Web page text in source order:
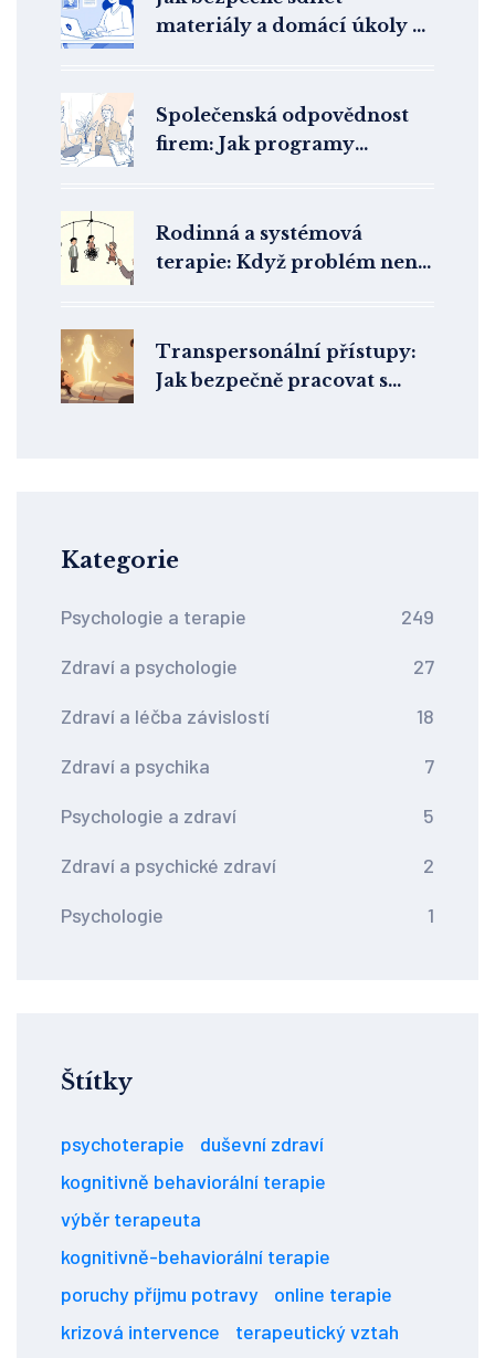
materiály a domácí úkoly v
Společenská odpovědnost
firem: Jak programy
zaměstnanců
Rodinná a systémová
terapie: Když problém není
Transpersonální přístupy:
Jak bezpečně pracovat s
Kategorie
Psychologie a terapie 249
Zdraví a psychologie 27
Zdraví a léčba závislostí 18
Zdraví a psychika 7
Psychologie a zdraví 5
Zdraví a psychické zdraví 2
Psychologie 1
Štítky
psychoterapie
duševní zdraví
kognitivně behaviorální terapie
výběr terapeuta
kognitivně-behaviorální terapie
poruchy příjmu potravy
online terapie
krizová intervence
terapeutický vztah